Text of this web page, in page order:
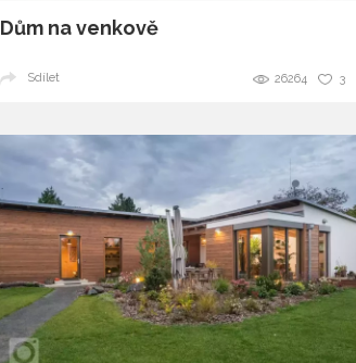
Dům na venkově
3
26264
Sdílet